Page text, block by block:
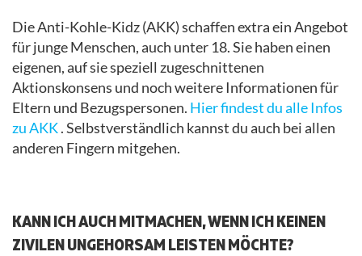
Die Anti-Kohle-Kidz (AKK) schaffen extra ein Angebot
für junge Menschen, auch unter 18. Sie haben einen
eigenen, auf sie speziell zugeschnittenen
Aktionskonsens und noch weitere Informationen für
Eltern und Bezugspersonen. Hier findest du alle Infos
zu AKK. Selbstverständlich kannst du auch bei allen
anderen Fingern mitgehen.
KANN ICH AUCH MITMACHEN, WENN ICH KEINEN
ZIVILEN UNGEHORSAM LEISTEN MÖCHTE?